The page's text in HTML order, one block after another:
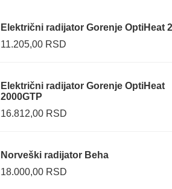
Električni radijator Gorenje OptiHeat
11.205,00 RSD
Električni radijator Gorenje OptiHeat
2000GTP
16.812,00 RSD
Norveški radijator Beha
18.000,00 RSD